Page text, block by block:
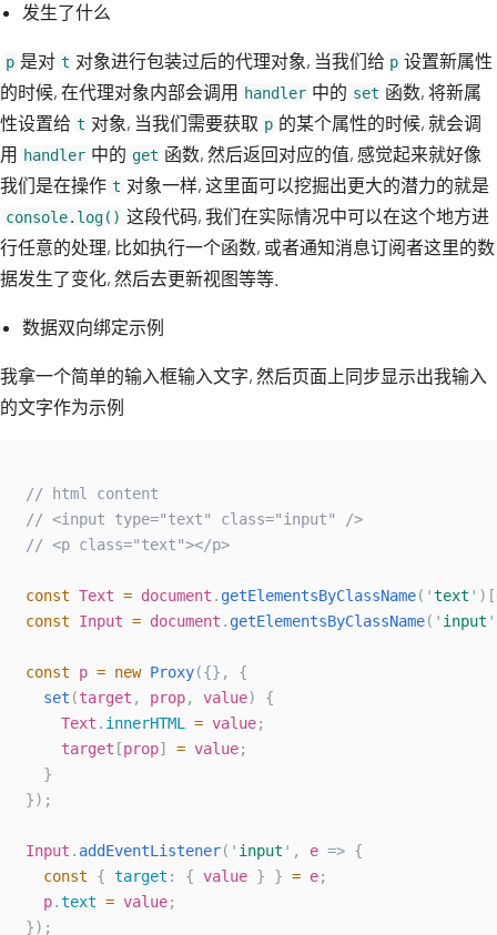
发生了什么
p 是对 t 对象进行包装过后的代理对象, 当我们给 p 设置新属性
的时候, 在代理对象内部会调用
handler 中的 set 函数, 将新属
性设置给 t 对象, 当我们需要获取 p 的某个属性的时候, 就会调
用
handler 中的 get 函数, 然后返回对应的值, 感觉起来就好像
我们是在操作 t 对象一样, 这里面可以挖掘出更大的潜力的就是
console.log() 这段代码, 我们在实际情况中可以在这个地方进
行任意的处理, 比如执行一个函数, 或者通知消息订阅者这里的数
据发生了变化, 然后去更新视图等等.
数据双向绑定示例
我拿一个简单的输入框输入文字, 然后页面上同步显示出我输入
的文字作为示例
// html content
// <input type="text" class="input" />
// <p class="text"></p>
const Text = document . getElementsByClassName( 'text ' )[
const
Input = document . getElementsByClassName( ' input '
const p = new Proxy({},
{
set (target , prop, value)
{
Text . innerHTML = value;
target [prop] = value;
}
});
Input . addEventListener( ' input ' , e => {
const
{ target : { value } } = e;
p.text = value;
});